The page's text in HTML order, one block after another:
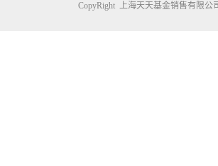
CopyRight 上海天天基金销售有限